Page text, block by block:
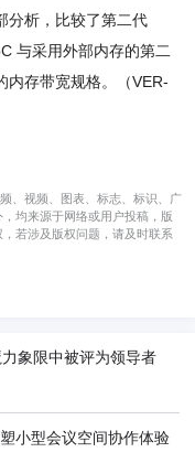
析，比较了第二代
与采用外部内存的第二
内存带宽规格。（VER-
、视频、图表、标志、标识、广
均来源于网络或用户投稿，版
若涉及版权问题，请及时联系
象限中被评为领导者
小型会议空间协作体验